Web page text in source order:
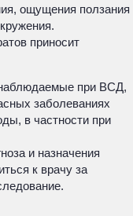
ощущения ползания
приносит
при ВСД,
заболеваниях
в частности при
и назначения
к врачу за